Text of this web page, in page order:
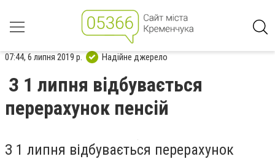
07:44, 6 липня 2019 р. Надійне джерело
З 1 липня відбувається
перерахунок пенсій
З 1 липня відбувається перерахунок